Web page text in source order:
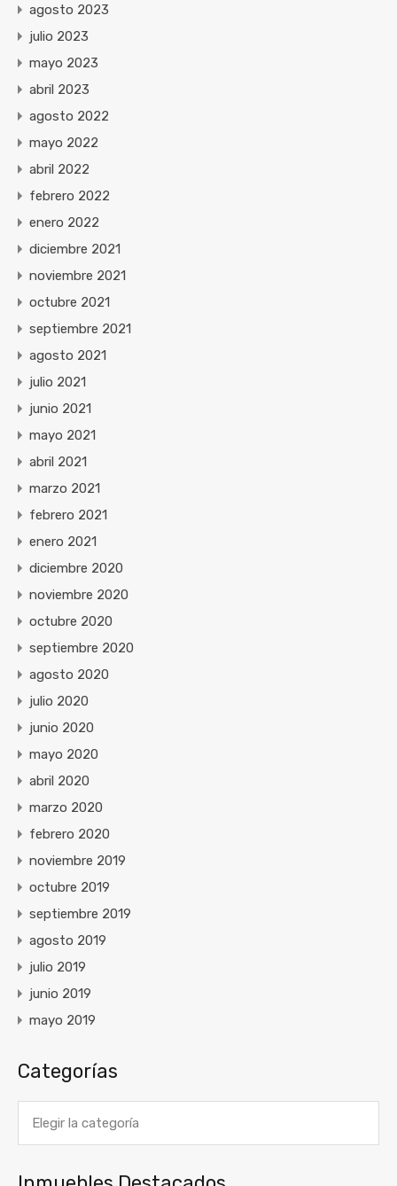
agosto 2023
julio 2023
mayo 2023
abril 2023
agosto 2022
mayo 2022
abril 2022
febrero 2022
enero 2022
diciembre 2021
noviembre 2021
octubre 2021
septiembre 2021
agosto 2021
julio 2021
junio 2021
mayo 2021
abril 2021
marzo 2021
febrero 2021
enero 2021
diciembre 2020
noviembre 2020
octubre 2020
septiembre 2020
agosto 2020
julio 2020
junio 2020
mayo 2020
abril 2020
marzo 2020
febrero 2020
noviembre 2019
octubre 2019
septiembre 2019
agosto 2019
julio 2019
junio 2019
mayo 2019
Categorías